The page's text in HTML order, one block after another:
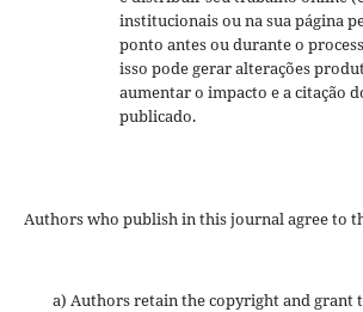
institucionais ou na sua página
ponto antes ou durante o
isso pode gerar alterações
aumentar o impacto e a citação
publicado.
Authors who publish in this journal agree to
a) Authors retain the copyright and grant